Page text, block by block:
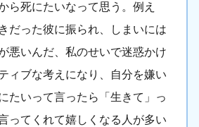
ら死にたいなって思う。例え
だった彼に振られ、しまいには
悪いんだ、私のせいで迷惑かけ
ィブな考えになり、自分を嫌い
たいって言ったら「生きて」っ
ってくれて嬉しくなる人が多い